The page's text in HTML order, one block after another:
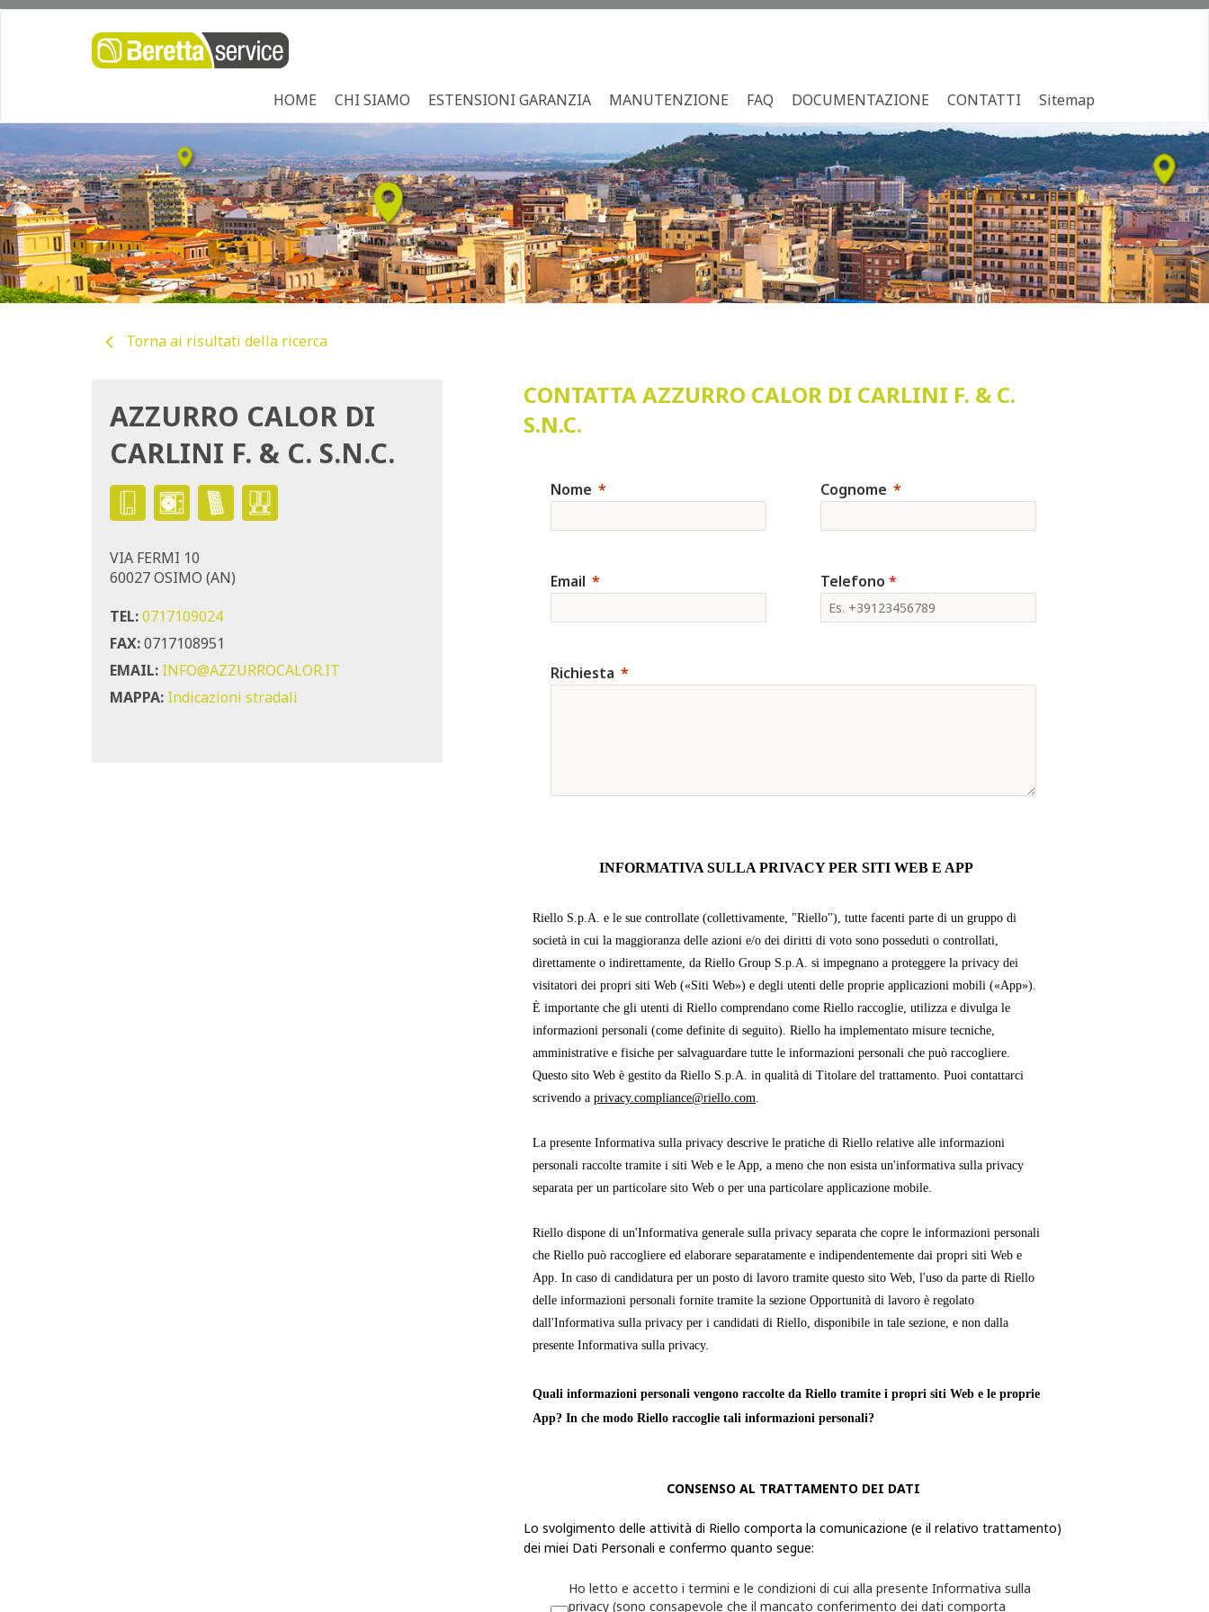
HOME CHI SIAMO ESTENSIONI GARANZIA MANUTENZIONE FAQ DOCUMENTAZIONE CONTATTI Sitemap
Torna ai risultati della ricerca
AZZURRO CALOR DI
CARLINI F. & C. S.N.C.
VIA FERMI 10
60027 OSIMO (AN)
TEL:0717109024
FAX:0717108951
EMAIL: INFO@AZZURROCALOR.IT
MAPPA: Indicazioni stradali
CONTATTA AZZURRO CALOR DI CARLINI F. & C.
S.N.C.
Nome Cognome
Email Telefono *
Richiesta
INFORMATIVA SULLA PRIVACY PER SITI WEB E APP
Riello S.p.A. e le sue controllate (collettivamente, "Riello"), tutte facenti parte di un gruppo di
società in cui la maggioranza delle azioni e/o dei diritti di voto sono posseduti o controllati,
direttamente o indirettamente, da Riello Group S.p.A. si impegnano a proteggere la privacy dei
visitatori dei propri siti Web («Siti Web») e degli utenti delle proprie applicazioni mobili («App»).
È importante che gli utenti di Riello comprendano come Riello raccoglie, utilizza e divulga le
informazioni personali (come definite di seguito). Riello ha implementato misure tecniche,
amministrative e fisiche per salvaguardare tutte le informazioni personali che può raccogliere.
Questo sito Web è gestito da Riello S.p.A. in qualità di Titolare del trattamento. Puoi contattarci
scrivendo a privacy.compliance@riello.com
La presente Informativa sulla privacy descrive le pratiche di Riello relative alle informazioni
personali raccolte tramite i siti Web e le App, a meno che non esista un'informativa sulla privacy
separata per un particolare sito Web o per una particolare applicazione mobile.
Riello dispone di un'Informativa generale sulla privacy separata che copre le informazioni personali
che Riello può raccogliere ed elaborare separatamente e indipendentemente dai propri siti Web e
App. In caso di candidatura per un posto di lavoro tramite questo sito Web, l'uso da parte di Riello
delle informazioni personali fornite tramite la sezione Opportunità di lavoro è regolato
dall'Informativa sulla privacy per i candidati di Riello, disponibile in tale sezione, e non dalla
presente Informativa sulla privacy.
Quali informazioni personali vengono raccolte da Riello tramite i propri siti Web e le proprie
App? In che modo Riello raccoglie tali informazioni personali?
identificabile o può essere identificata. Riello raccoglie, utilizza ed elabora le Informazioni
propri siti Web e app.
possibilità di decidere se fornirle o meno. Se l'utente sceglie di non fornire alcuna delle
CONSENSO AL TRATTAMENTO DEI DATI
Lo svolgimento delle attività di Riello comporta la comunicazione (e il relativo trattamento)
dei miei Dati Personali e confermo quanto segue:
Ho letto e accetto i termini e le condizioni di cui alla presente Informativa sulla
privacy (sono consapevole che il mancato conferimento dei dati comporta